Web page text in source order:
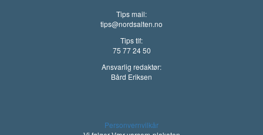
Tips mail:
tips@nordsalten.no
Tips tlf:
75 77 24 50
Ansvarlig redaktør:
Bård Eriksen
Personvernvilkår